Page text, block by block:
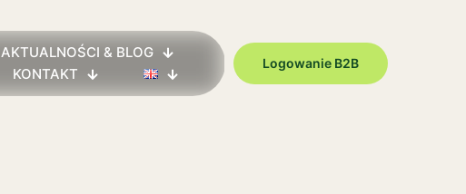
AKTUALNOŚCI & BLOG
KONTAKT
Logowanie B2B